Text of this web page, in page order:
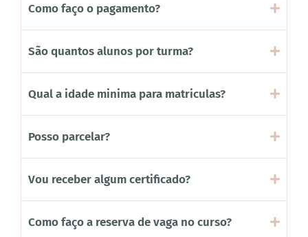
Como faço o pagamento?
São quantos alunos por turma?
Qual a idade minima para matriculas?
Posso parcelar?
Vou receber algum certificado?
Como faço a reserva de vaga no curso?